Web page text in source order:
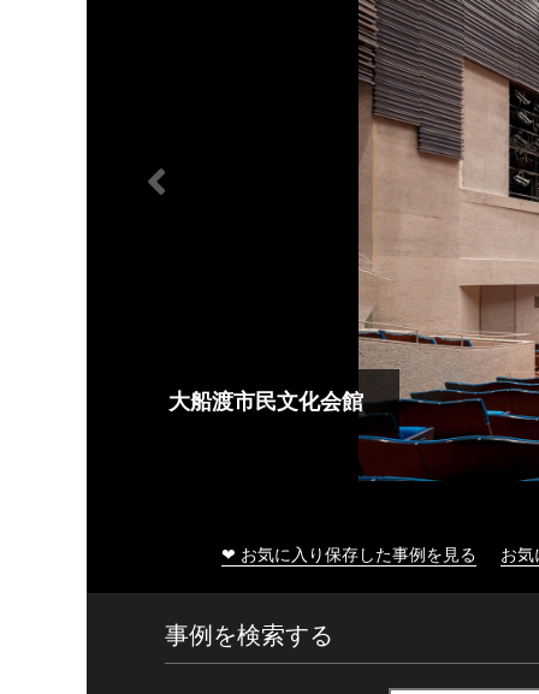
大船渡市民文化会館
❤ お気に入り保存した事例を見る お
事例を検索する